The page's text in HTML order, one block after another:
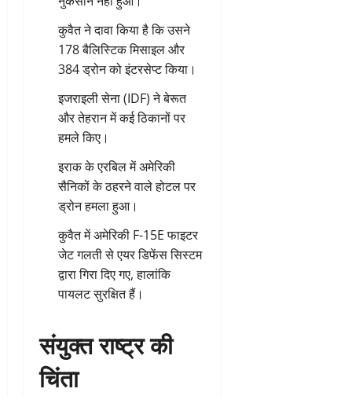
कुवैत ने दावा किया है कि उसने
178 बैलिस्टिक मिसाइल और
384 ड्रोन को इंटरसेप्ट किया।
इजराइली सेना (IDF) ने बेरूत
और तेहरान में कई ठिकानों पर
हमले किए।
इराक के एरबिल में अमेरिकी
सैनिकों के ठहरने वाले होटल पर
ड्रोन हमला हुआ।
कुवैत में अमेरिकी F-15E फाइटर
जेट गलती से एयर डिफेंस सिस्टम
द्वारा गिरा दिए गए, हालांकि
पायलट सुरक्षित हैं।
संयुक्त राष्ट्र की
चिंता